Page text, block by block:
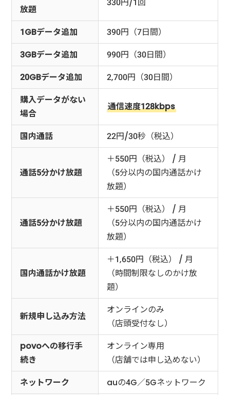
放題
1GBデータ追加
390円（7日間）
3GBデータ追加
990円（30日間）
20GBデータ追加
2,700円（30日間）
購入データがない
場合
通信速度128kbps
国内通話 22円/30秒（税込）
通話5分かけ放題
＋550円（税込） / 月
（5分以内の国内通話かけ
放題）
通話5分かけ放題
＋550円（税込） / 月
（5分以内の国内通話かけ
放題）
国内通話かけ放題
＋1,650円（税込） / 月
（時間制限なしのかけ放
題）
新規申し込み方法
オンラインのみ
（店頭受付なし）
povoへの移行手
続き
オンライン専用
（店舗では申し込めない）
ネットワーク
auの4G／5Gネットワーク